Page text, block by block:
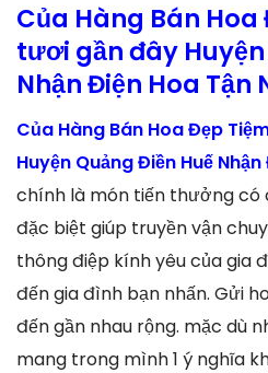
Của Hàng Bán Hoa
tươi gần đây
Nhận Điện Hoa Tận
Của Hàng Bán Hoa Đẹp
Huyện Quảng Điền Huế
chính là món tiến thưởng có
đặc biệt giúp truyền vận
thông điệp kính yêu của gia
đến gia đình bạn nhấn. Gửi
đến gần nhau rộng. mặc dù
mang trong mình 1 ý nghĩa